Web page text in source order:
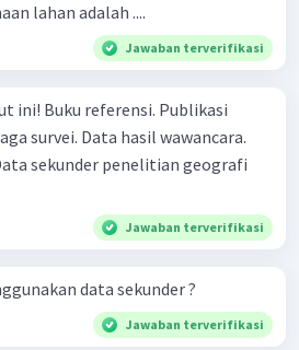
lahan adalah ....
Jawaban terverifikasi
Publikasi
Jawaban terverifikasi
data sekunder ?
Jawaban terverifikasi